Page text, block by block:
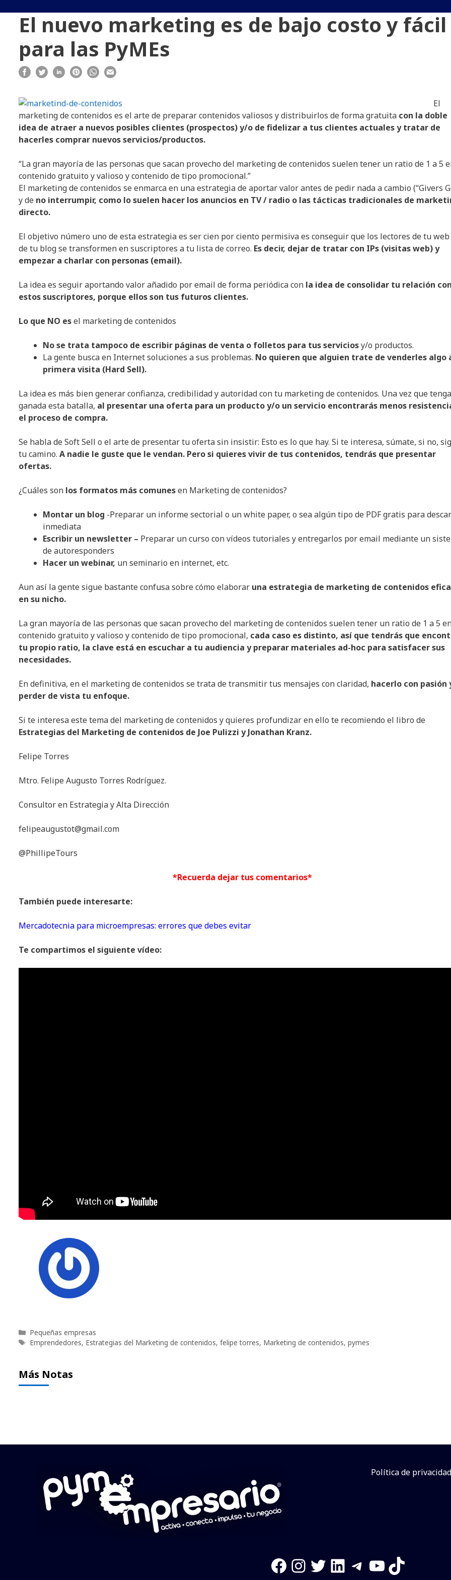
El nuevo marketing es de bajo costo y fácil
para las PyMEs
El
marketing de contenidos es el arte de preparar contenidos valiosos y distribuirlos de forma gratuita con la doble
idea de atraer a nuevos posibles clientes (prospectos) y/o de fidelizar a tus clientes actuales y tratar de
hacerles comprar nuevos servicios/productos.
“La gran mayoría de las personas que sacan provecho del marketing de contenidos suelen tener un ratio de 1 a 5
contenido gratuito y valioso y contenido de tipo promocional.”
El marketing de contenidos se enmarca en una estrategia de aportar valor antes de pedir nada a cambio (“Givers
y de no interrumpir, como lo suelen hacer los anuncios en TV / radio o las tácticas tradicionales de
directo.
El objetivo número uno de esta estrategia es ser cien por ciento permisiva es conseguir que los lectores de tu web
de tu blog se transformen en suscriptores a tu lista de correo. Es decir, dejar de tratar con IPs (visitas web) y
empezar a charlar con personas (email).
La idea es seguir aportando valor añadido por email de forma periódica con la idea de consolidar tu relación
estos suscriptores, porque ellos son tus futuros clientes.
Lo que NO esel marketing de contenidos
No se trata tampoco de escribir páginas de venta o folletos para tus serviciosy/o productos.
La gente busca en Internet soluciones a sus problemas. No quieren que alguien trate de venderles algo
primera visita (Hard Sell).
La idea es más bien generar confianza, credibilidad y autoridad con tu marketing de contenidos. Una vez que
ganada esta batalla, al presentar una oferta para un producto y/o un servicio encontrarás menos
el proceso de compra.
Se habla de Soft Sell o el arte de presentar tu oferta sin insistir: Esto es lo que hay. Si te interesa, súmate, si no,
tu camino. A nadie le guste que le vendan. Pero si quieres vivir de tus contenidos, tendrás que presentar
ofertas.
¿Cuáles son los formatos más comunesen Marketing de contenidos?
Montar un blog -Preparar un informe sectorial o un white paper, o sea algún tipo de PDF gratis para
inmediata
Escribir un newsletter – Preparar un curso con vídeos tutoriales y entregarlos por email mediante un
de autoresponders
Hacer un webinar, un seminario en internet, etc.
Aun así la gente sigue bastante confusa sobre cómo elaborar una estrategia de marketing de contenidos
en su nicho.
La gran mayoría de las personas que sacan provecho del marketing de contenidos suelen tener un ratio de 1 a 5
contenido gratuito y valioso y contenido de tipo promocional, cada caso es distinto, así que tendrás que
tu propio ratio, la clave está en escuchar a tu audiencia y preparar materiales ad-hoc para satisfacer sus
necesidades.
En definitiva, en el marketing de contenidos se trata de transmitir tus mensajes con claridad, hacerlo con pasión
perder de vista tu enfoque.
Si te interesa este tema del marketing de contenidos y quieres profundizar en ello te recomiendo el libro de
Estrategias del Marketing de contenidos de Joe Pulizzi y Jonathan Kranz.
Felipe Torres
Mtro. Felipe Augusto Torres Rodríguez.
Consultor en Estrategia y Alta Dirección
felipeaugustot@gmail.com
@PhillipeTours
*Recuerda dejar tus comentarios*
También puede interesarte:
Mercadotecnia para microempresas: errores que debes evitar
Te compartimos el siguiente vídeo:
Categorías
Pequeñas empresas
Etiquetas
Emprendedores, Estrategias del Marketing de contenidos, felipe torres, Marketing de contenidos, pymes
Más Notas
Política de privacidad
Facebook
Instagram
Twitter
LinkedIn
Telegram
YouTube
TikTok